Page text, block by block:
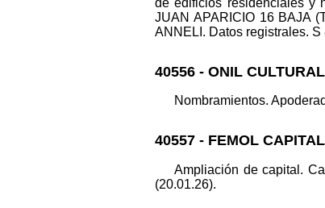
JUAN APARICIO 16 BAJA
ANNELI. Datos registrales. S
40556 - ONIL
Nombramientos.
40557 - FEMOL
Ampliación de capital.
(20.01.26).